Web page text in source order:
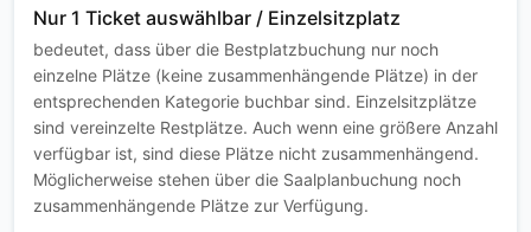
Nur 1 Ticket auswählbar / Einzelsitzplatz
bedeutet, dass über die Bestplatzbuchung nur noch
einzelne Plätze (keine zusammenhängende Plätze) in der
entsprechenden Kategorie buchbar sind. Einzelsitzplätze
sind vereinzelte Restplätze. Auch wenn eine größere Anzahl
verfügbar ist, sind diese Plätze nicht zusammenhängend.
Möglicherweise stehen über die Saalplanbuchung noch
zusammenhängende Plätze zur Verfügung.